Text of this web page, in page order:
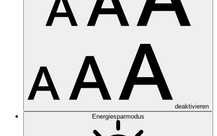
deaktivieren
Energiesparmodus